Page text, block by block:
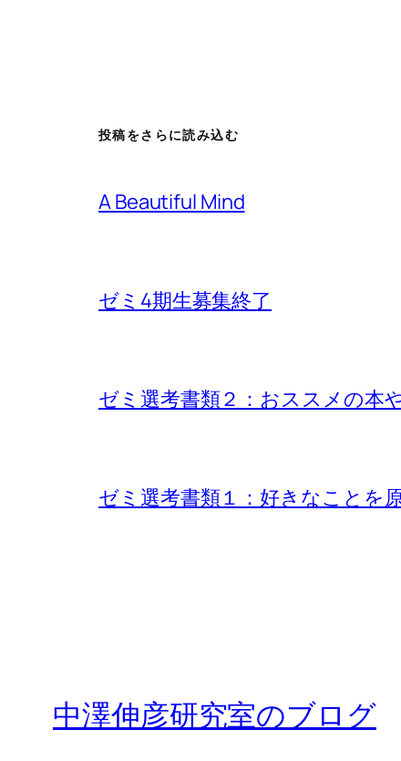
投稿をさらに読み込む
A Beautiful Mind
ゼミ4期生募集終了
ゼミ選考書類２：おススメの本
ゼミ選考書類１：好きなことを
中澤伸彦研究室のブログ